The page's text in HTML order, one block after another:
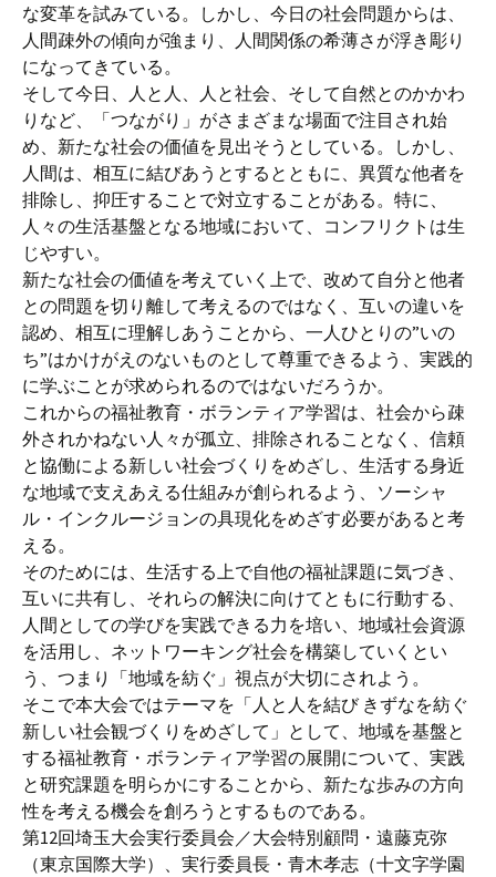
な変革を試みている。しかし、今日の社会問題からは、
人間疎外の傾向が強まり、人間関係の希薄さが浮き彫り
になってきている。
そして今日、人と人、人と社会、そして自然とのかかわ
りなど、「つながり」がさまざまな場面で注目され始
め、新たな社会の価値を見出そうとしている。しかし、
人間は、相互に結びあうとするとともに、異質な他者を
排除し、抑圧することで対立することがある。特に、
人々の生活基盤となる地域において、コンフリクトは生
じやすい。
新たな社会の価値を考えていく上で、改めて自分と他者
との問題を切り離して考えるのではなく、互いの違いを
認め、相互に理解しあうことから、一人ひとりの”いの
ち”はかけがえのないものとして尊重できるよう、実践的
に学ぶことが求められるのではないだろうか。
これからの福祉教育・ボランティア学習は、社会から疎
外されかねない人々が孤立、排除されることなく、信頼
と協働による新しい社会づくりをめざし、生活する身近
な地域で支えあえる仕組みが創られるよう、ソーシャ
ル・インクルージョンの具現化をめざす必要があると考
える。
そのためには、生活する上で自他の福祉課題に気づき、
互いに共有し、それらの解決に向けてともに行動する、
人間としての学びを実践できる力を培い、地域社会資源
を活用し、ネットワーキング社会を構築していくとい
う、つまり「地域を紡ぐ」視点が大切にされよう。
そこで本大会ではテーマを「人と人を結び きずなを紡ぐ
新しい社会観づくりをめざして」として、地域を基盤と
する福祉教育・ボランティア学習の展開について、実践
と研究課題を明らかにすることから、新たな歩みの方向
性を考える機会を創ろうとするものである。
第12回埼玉大会実行委員会／大会特別顧問・遠藤克弥
（東京国際大学）、実行委員長・青木孝志（十文字学園